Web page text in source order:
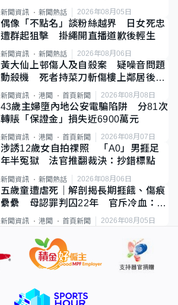
新聞資訊 新聞熱話 2026年08月05日
偶像「不點名」談粉絲越界 日女死忠
遭群起狙擊 掛繩開直播道歉後輕生
新聞資訊 新聞熱話 2026年08月06日
黃大仙上邨傷人及自殺案 疑噪音問題
動殺機 死者持菜刀斬傷樓上鄰居後墮
斃
新聞資訊 港聞 首頁新聞 2026年08月08日
43歲主婦墮內地公安電騙陷阱 分81次
轉賬「保證金」損失近6900萬元
新聞資訊 港聞 首頁新聞 2026年08月07日
涉誘12歲女自拍祼照 「A0」男捱足
年半冤獄 法官推翻裁決：抄錯標點
新聞資訊 新聞熱話 2026年08月06日
五歲童遭虐死｜解剖揭長期捱餓、傷痕
纍纍 母認罪判囚22年 官斥冷血：同
類案最惡劣
新聞資訊 港聞 首頁新聞 2026年08月05日